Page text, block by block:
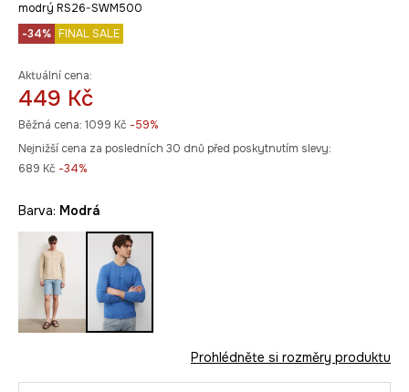
modrý RS26-SWM500
-34% FINAL SALE
Aktuální cena:
449 Kč
Běžná cena: 1099 Kč -59%
Nejnižší cena za posledních 30 dnů před poskytnutím slevy:
689 Kč -34%
Barva: modrá
Prohlédněte si rozměry produktu